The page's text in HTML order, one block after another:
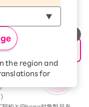
the region and
for
and
なります
は満たした後に、
場合には、以下の
ります
ンペーンコード：2808）
超トクプログラム利用」